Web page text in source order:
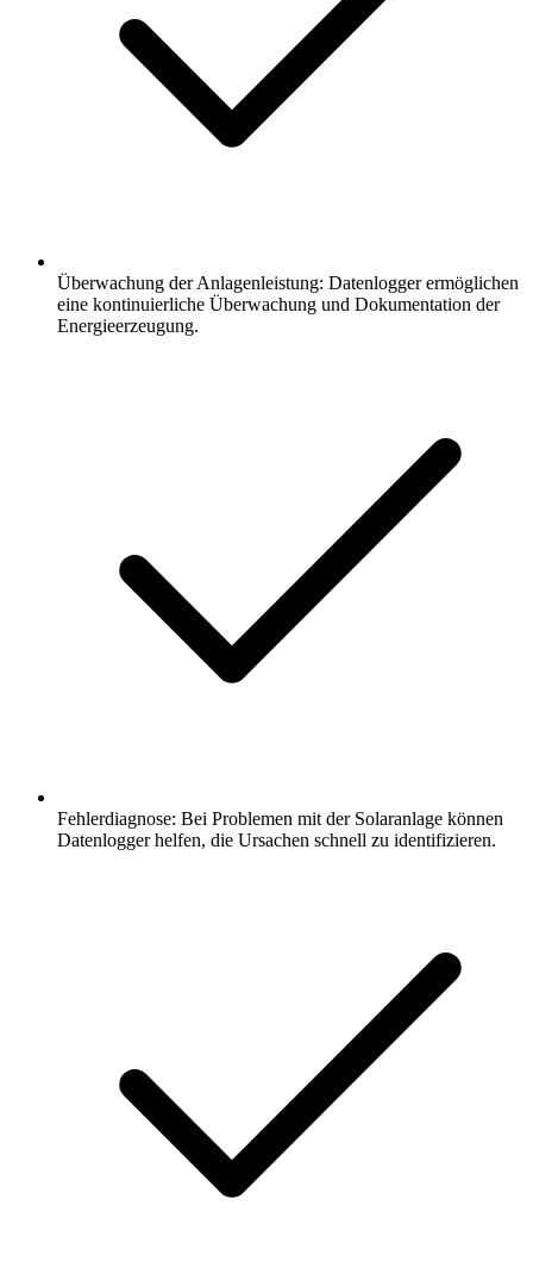
Überwachung der Anlagenleistung: Datenlogger ermöglichen
eine kontinuierliche Überwachung und Dokumentation der
Energieerzeugung.
Fehlerdiagnose: Bei Problemen mit der Solaranlage können
Datenlogger helfen, die Ursachen schnell zu identifizieren.